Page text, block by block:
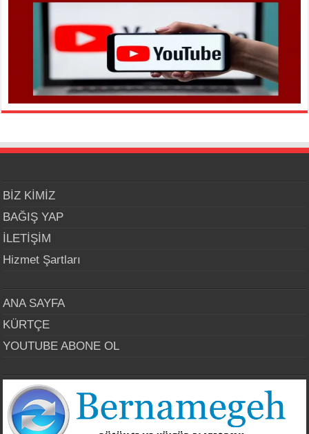
BİZ KİMİZ
BAĞIŞ YAP
İLETİŞİM
Hizmet Şartları
ANA SAYFA
KÜRTÇE
YOUTUBE ABONE OL